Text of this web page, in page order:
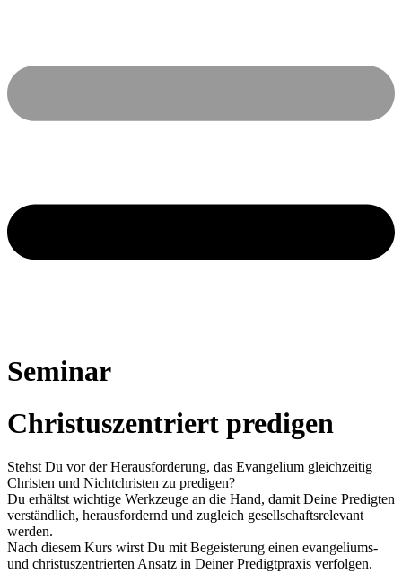
Seminar
Christuszentriert predigen
Stehst Du vor der Herausforderung, das Evangelium gleichzeitig
Christen und Nichtchristen zu predigen?
Du erhältst wichtige Werkzeuge an die Hand, damit Deine Predigten
verständlich, herausfordernd und zugleich gesellschaftsrelevant
werden.
Nach diesem Kurs wirst Du mit Begeisterung einen evangeliums-
und christuszentrierten Ansatz in Deiner Predigtpraxis verfolgen.